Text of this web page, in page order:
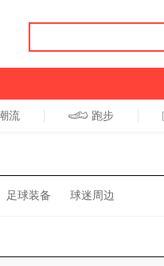
流 跑步
足球装备 球迷周边